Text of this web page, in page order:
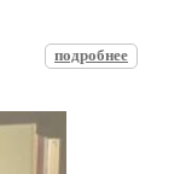
подробнее